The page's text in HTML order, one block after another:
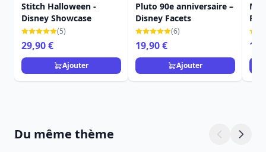
Stitch Halloween -
Disney Showcase
(5)
29,90 €
Ajouter
Pluto 90e anniversaire –
Disney Facets
(6)
19,90 €
Ajouter
Du même thème